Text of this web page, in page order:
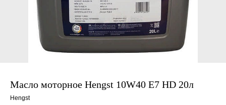
Масло моторное Hengst 10W40 E7 HD 20л
Hengst